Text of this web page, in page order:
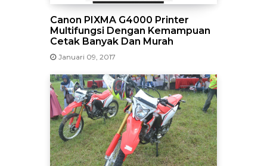
Canon PIXMA G4000 Printer
Multifungsi Dengan Kemampuan
Cetak Banyak Dan Murah
Januari 09, 2017